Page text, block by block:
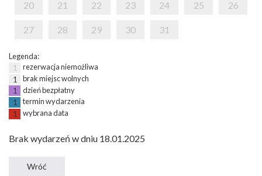
20 21 22 23 24 25 26
27 28 29 30 31
Legenda:
1
rezerwacja niemożliwa
1
brak miejsc wolnych
1
dzień bezpłatny
1
termin wydarzenia
1
wybrana data
Brak wydarzeń w dniu 18.01.2025